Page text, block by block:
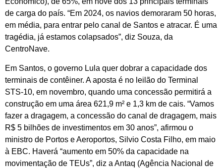
de carga do país. “Em 2024, os navios demoraram 50 horas,
em média, para entrar pelo canal de Santos e atracar. É uma
tragédia, já estamos colapsados”, diz Souza, da
CentroNave.
Em Santos, o governo Lula quer dobrar a capacidade dos
terminais de contêiner. A aposta é no leilão do Terminal
STS-10, em novembro, quando uma concessão permitirá a
construção em uma área 621,9 m² e 1,3 km de cais. “Vamos
fazer a dragagem, a concessão do canal de dragagem, mais
R$ 5 bilhões de investimentos em 30 anos”, afirmou o
ministro de Portos e Aeroportos, Silvio Costa Filho, em maio
à EBC. Haverá “aumento em 50% da capacidade na
movimentação de TEUs”, diz a Antaq (Agência Nacional de